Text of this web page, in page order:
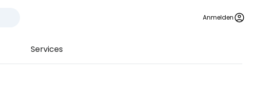
Anmelden
Services